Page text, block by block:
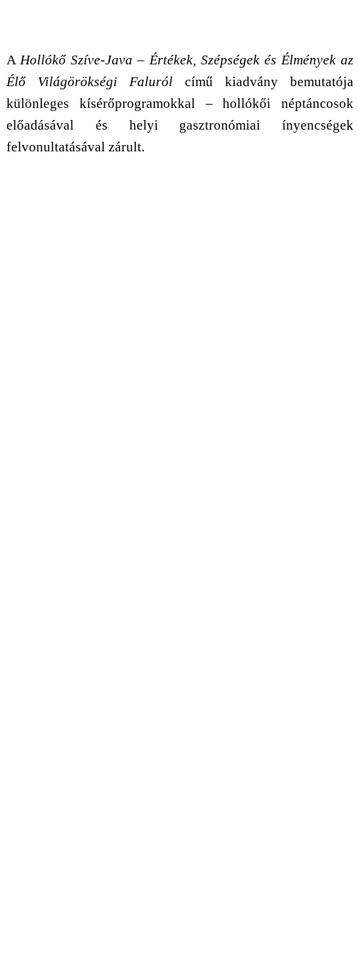
A Hollókő Szíve-Java – Értékek, Szépségek és Élmények az
Élő Világörökségi Faluról című kiadvány bemutatója
különleges kísérőprogramokkal – hollókői néptáncosok
előadásával és helyi gasztronómiai ínyencségek
felvonultatásával zárult.